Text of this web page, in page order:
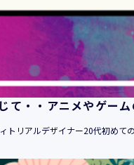
て・・アニメやゲー
トリアルデザイナー20代初め